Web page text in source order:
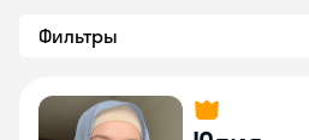
Фильтры